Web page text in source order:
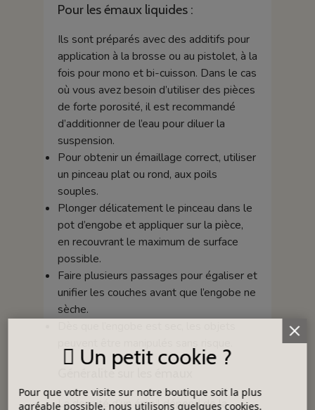
Pour les émaux liquides :
Ils sont préparés avec des additifs pour
application à la brosse ou au pistolet, à la
fois pour mono et bi-cuisson. Dans le cas
où vous avez besoin d’utiliser des pièces
de forte porosité, il est recommandé
d’additionner de l’eau pour diluer la
suspension.
Pour obtenir un émaillage correct, utiliser
un pinceau plat ou rond, aux poils
souples.
Plonger délicatement le pinceau dans le
pot d’engobe et appliquer sur la pièce,
en recouvrant le maximum de surface
possible.
Faire plusieurs passages pour égaliser et
unifier les couches avant que l’engobe ne
sèche.
Généralité sur les émaux
La densité d’un émail dépend de la
Un petit cookie ?
Pour que votre visite sur notre boutique soit la plus
agréable possible, nous utilisons quelques cookies.